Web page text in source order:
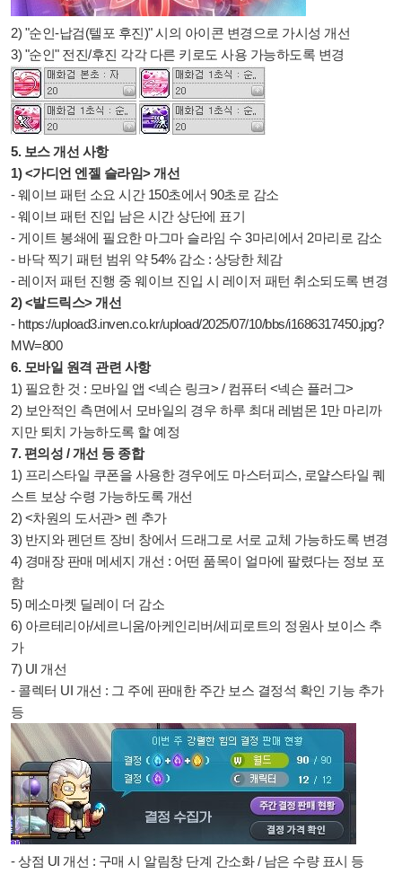
2) "순인-납검(텔포 후진)" 시의 아이콘 변경으로 가시성 개선
3) "순인" 전진/후진 각각 다른 키로도 사용 가능하도록 변경
5. 보스 개선 사항
1) <가디언 엔젤 슬라임> 개선
- 웨이브 패턴 소요 시간 150초에서 90초로 감소
- 웨이브 패턴 진입 남은 시간 상단에 표기
- 게이트 봉쇄에 필요한 마그마 슬라임 수 3마리에서 2마리로 감소
- 바닥 찍기 패턴 범위 약 54% 감소 : 상당한 체감
- 레이저 패턴 진행 중 웨이브 진입 시 레이저 패턴 취소되도록 변경
2) <발드릭스> 개선
- https://upload3.inven.co.kr/upload/2025/07/10/bbs/i1686317450.jpg?
MW=800
6. 모바일 원격 관련 사항
1) 필요한 것 : 모바일 앱 <넥슨 링크> / 컴퓨터 <넥슨 플러그>
2) 보안적인 측면에서 모바일의 경우 하루 최대 레범몬 1만 마리까
지만 퇴치 가능하도록 할 예정
7. 편의성 / 개선 등 종합
1) 프리스타일 쿠폰을 사용한 경우에도 마스터피스, 로얄스타일 퀘
스트 보상 수령 가능하도록 개선
2) <차원의 도서관> 렌 추가
3) 반지와 펜던트 장비 창에서 드래그로 서로 교체 가능하도록 변경
4) 경매장 판매 메세지 개선 : 어떤 품목이 얼마에 팔렸다는 정보 포
함
5) 메소마켓 딜레이 더 감소
6) 아르테리아/세르니움/아케인리버/세피로트의 정원사 보이스 추
가
7) UI 개선
- 콜렉터 UI 개선 : 그 주에 판매한 주간 보스 결정석 확인 기능 추가
등
- 상점 UI 개선 : 구매 시 알림창 단계 간소화 / 남은 수량 표시 등